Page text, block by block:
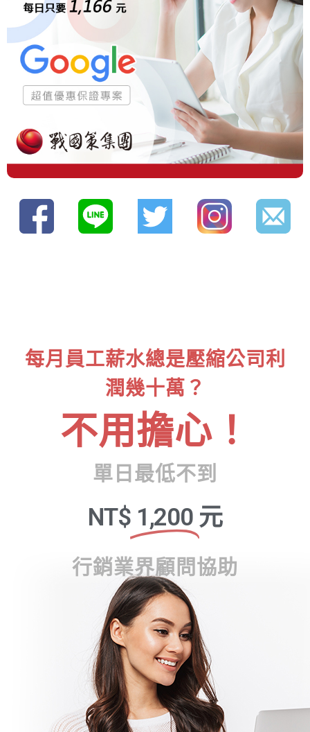
每月員工薪水總是壓縮公司利
潤幾十萬？
不用擔心！
單日最低不到
NT$ 1,200 元
行銷業界顧問協助